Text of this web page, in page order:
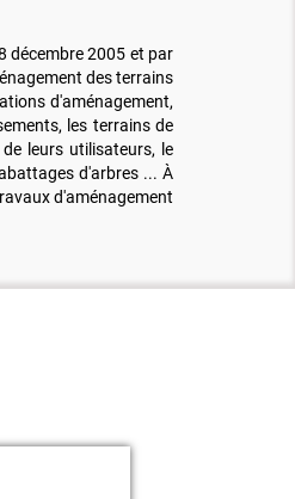
décembre 2005 et par
des terrains
d'aménagement,
les terrains de
leurs utilisateurs, le
d'arbres ... À
d'aménagement